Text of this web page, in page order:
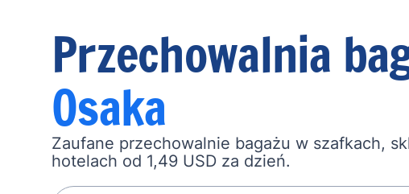
Przechowalnia
Osaka
Zaufane przechowalnie bagażu w szafkach,
hotelach od 1,49 USD za dzień.